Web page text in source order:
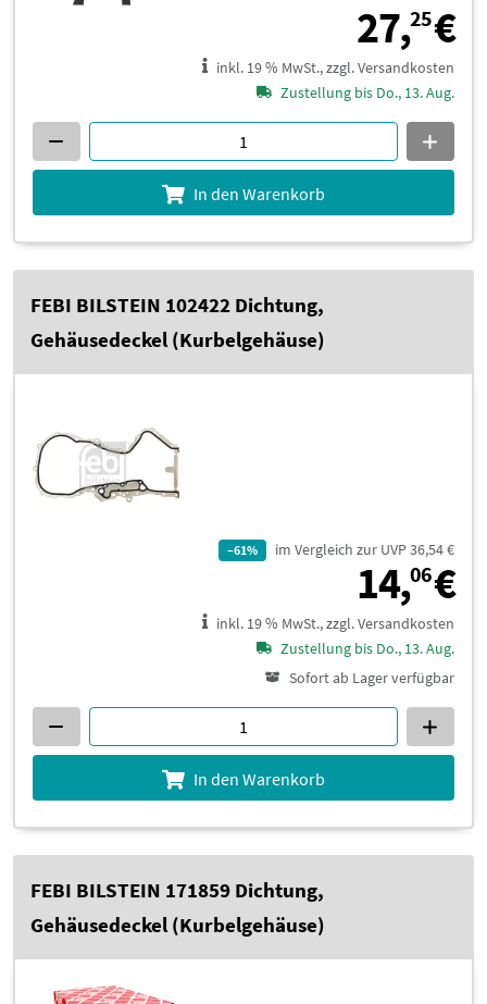
27,25€
inkl. 19 % MwSt., zzgl. Versandkosten
Zustellung bis Do., 13. Aug.
In den Warenkorb
FEBI BILSTEIN 102422 Dichtung,
Gehäusedeckel (Kurbelgehäuse)
–61% im Vergleich zur UVP 36,54 €
14,06€
inkl. 19 % MwSt., zzgl. Versandkosten
Zustellung bis Do., 13. Aug.
Sofort ab Lager verfügbar
In den Warenkorb
FEBI BILSTEIN 171859 Dichtung,
Gehäusedeckel (Kurbelgehäuse)